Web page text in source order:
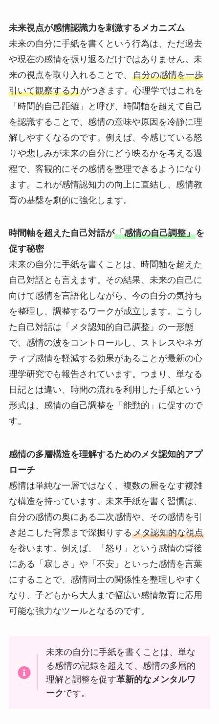
未来視点が感情認識力を刺激するメカニズム
未来の自分に手紙を書くという行為は、ただ過去
や現在の感情を振り返るだけではありません。未
来の視点を取り入れることで、 自分の感情を一歩
引いて観察する力がつきます。心理学ではこれを
「時間的自己距離」と呼び、時間軸を超えて自己
を認識することで、感情の意味や原因を冷静に理
解しやすくなるのです。例えば、今感じている怒
りや悲しみが未来の自分にどう映るかを考える過
程で、客観的にその感情を整理できるようになり
ます。これが感情認知力の向上に直結し、感情教
育の基盤を劇的に強化します。
時間軸を超えた自己対話が「感情の自己調整」を
促す秘密
未来の自分に手紙を書くことは、時間軸を超えた
自己対話とも言えます。その結果、未来の自己に
向けて感情を言語化しながら、今の自分の気持ち
を整理し、調整するワークが成立します。こうし
た自己対話は「メタ認知的自己調整」の一形態
で、感情の波をコントロールし、ストレスやネガ
ティブ感情を軽減する効果があることが最新の心
理学研究でも報告されています。つまり、単なる
日記とは違い、時間の流れを利用した手紙という
形式は、感情の自己調整を「能動的」に促すので
す。
感情の多層構造を理解するためのメタ認知的アプ
ローチ
感情は単純な一層ではなく、複数の層をなす複雑
な構造を持っています。未来手紙を書く習慣は、
自分の感情の奥にある二次感情や、その感情を引
き起こした背景まで深掘りするメタ認知的な視点
を養います。例えば、「怒り」という感情の背後
にある「寂しさ」や「不安」といった感情を言葉
にすることで、感情同士の関係性を整理しやすく
なり、子どもから大人まで幅広い感情教育に応用
可能な強力なツールとなるのです。
未来の自分に手紙を書くことは、単な
る感情の記録を超えて、感情の多層的
理解と調整を促す革新的なメンタルワ
ークです。